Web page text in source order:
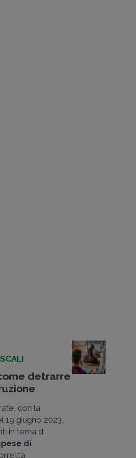
detrarre
con la
19 giugno 2023,
in tema di
di